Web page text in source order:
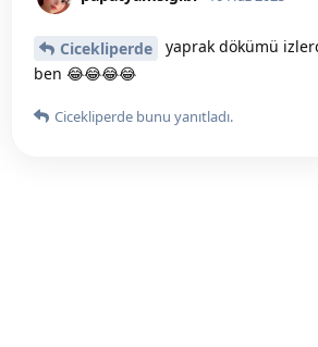
Cicekliperde
yaprak dökümü
ben 😂😂😂😂
Cicekliperde bunu yanıtladı.